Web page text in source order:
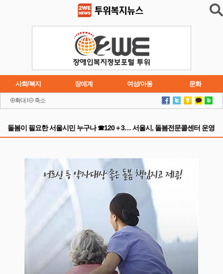
사회/복지 장애계 여성/아동 문화
이슈 연재소설
확대 축소
돌봄이 필요한 서울시민 누구나 ☎120＋3… 서울시, 돌봄전문콜센터 운영